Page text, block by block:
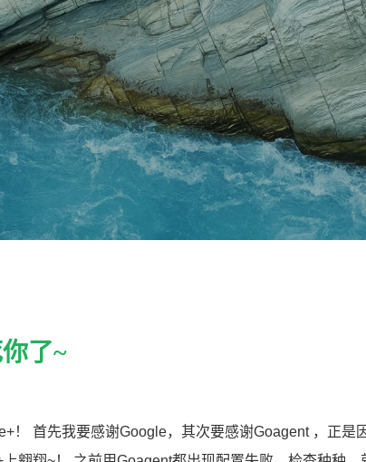
了~
！ 首先我要感谢Google，其次要感谢Goagent ，正是